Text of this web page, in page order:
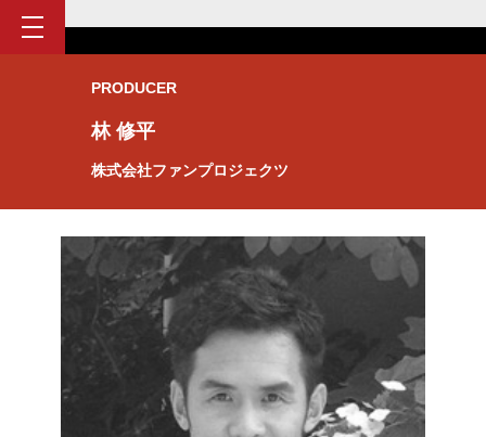
PRODUCER
林 修平
株式会社ファンプロジェクツ